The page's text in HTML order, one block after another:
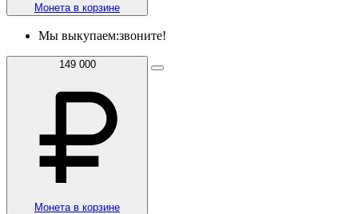
Монета в корзине
Мы выкупаем:звоните!
149 000
Монета в корзине